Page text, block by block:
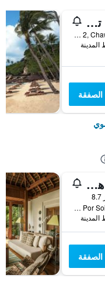
سالا ساموي تشاوينج بيتش ريزورت
99/10 Moo 2, Chaweng Beach, كوه ساموي, تايلاند
كود ساموي هوتل
55/13 Moo 6, Bang Por Soi 4, Meanam, كوه ساموي, تايلاند